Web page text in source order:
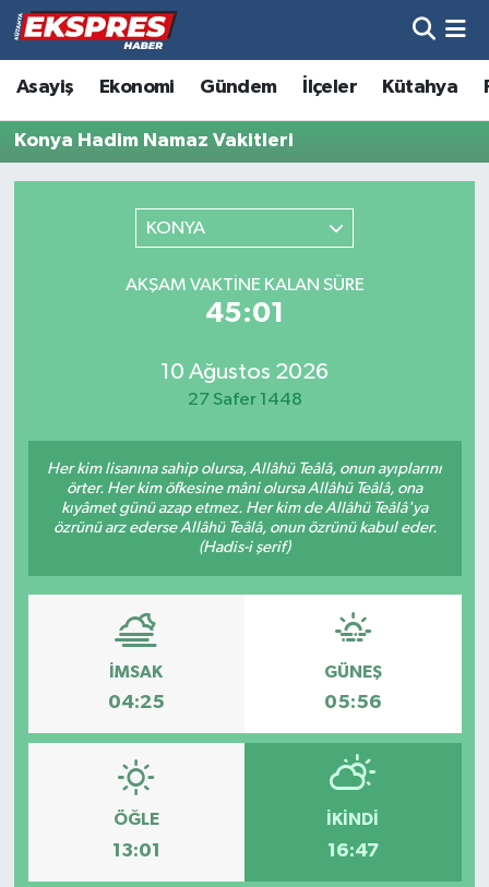
Asayiş Ekonomi Gündem İlçeler Kütahya
Konya Hadim Namaz Vakitleri
KONYA
AKŞAM VAKTINE KALAN SÜRE
45:01
10 Ağustos 2026
27 Safer 1448
Her kim lisanına sahip olursa, Allâhü Teâlâ, onun ayıplarını
örter. Her kim öfkesine mâni olursa Allâhü Teâlâ, ona
kıyâmet günü azap etmez. Her kim de Allâhü Teâlâ'ya
özrünü arz ederse Allâhü Teâlâ, onun özrünü kabul eder.
(Hadis-i şerif)
İMSAK
04:25
GÜNEŞ
05:56
ÖĞLE
13:01
İKINDI
16:47
Altıntaş
Asayiş
Biyografiler
Çavdarhisar
Dumlupınar
Dünya
Ekonomi
Hava Durumu
Trafik Durumu
Tüm Manşetler
Son Dakika Haberleri
Haber Arşivi